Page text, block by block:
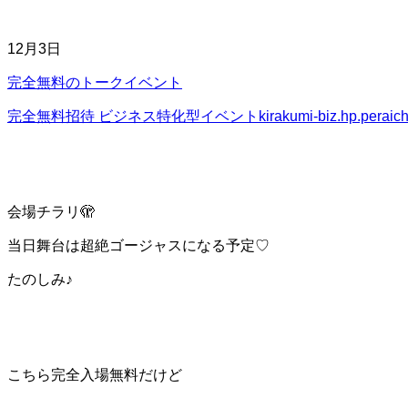
12月3日
完全無料のトークイベント
完全無料招待 ビジネス特化型イベント kirakumi-
会場チラリ🫣
当日舞台は超絶ゴージャスになる予定♡
たのしみ♪
こちら完全入場無料だけど